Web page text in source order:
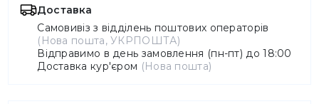
Доставка
Самовивіз з відділень поштових операторів
(Нова пошта, УКРПОШТА)
Відправимо в день замовлення (пн-пт) до 18:00
Доставка кур'єром (Нова пошта)